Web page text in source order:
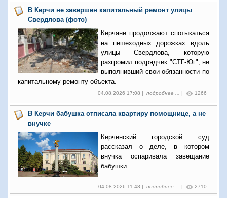
В Керчи не завершен капитальный ремонт улицы
Свердлова (фото)
Керчане продолжают спотыкаться
на пешеходных дорожках вдоль
улицы Свердлова, которую
разгромил подрядчик "СТГ-Юг", не
выполнивший свои обязанности по
капитальному ремонту объекта.
04.08.2026 17:08 | подробнее ... | 1266
В Керчи бабушка отписала квартиру помощнице, а не
внучке
Керченский городской суд
рассказал о деле, в котором
внучка оспаривала завещание
бабушки.
04.08.2026 11:48 | подробнее ... | 2710